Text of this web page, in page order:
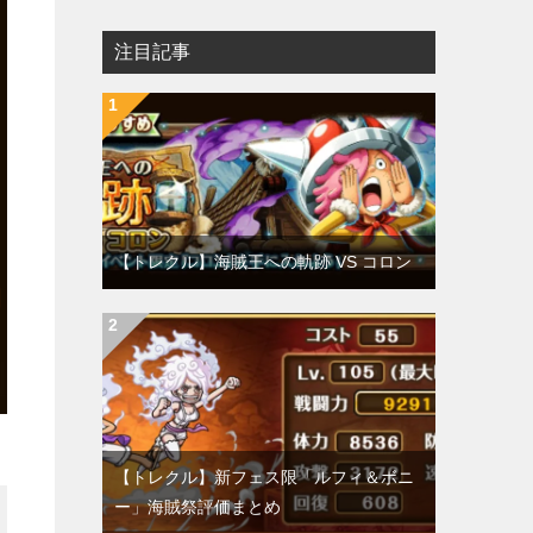
注目記事
【トレクル】海賊王への軌跡 VS コロン
【トレクル】新フェス限「ルフィ＆ボニ
ー」海賊祭評価まとめ